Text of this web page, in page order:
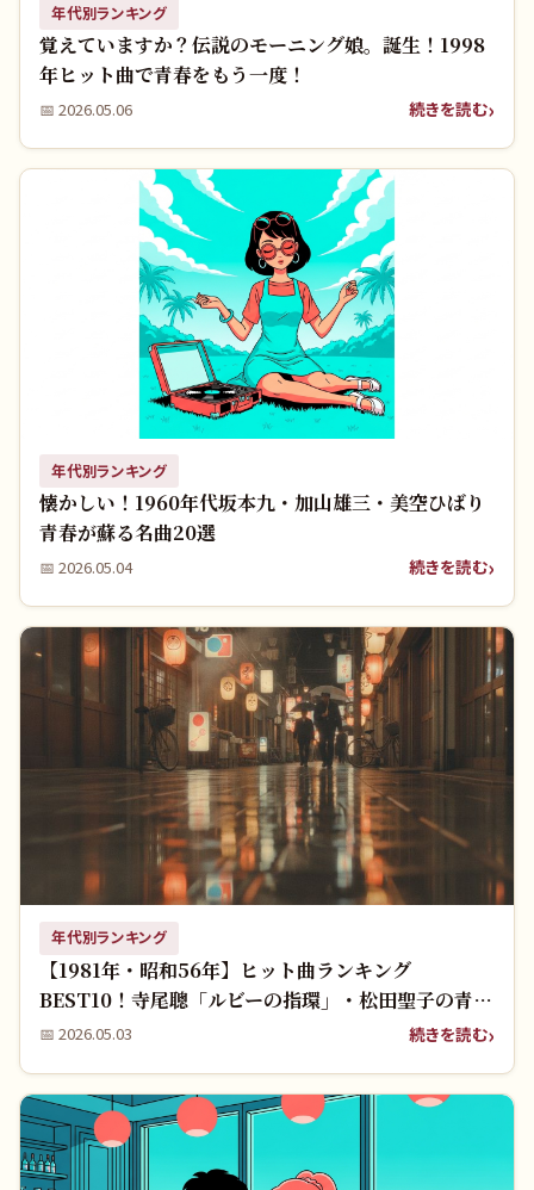
年代別ランキング
覚えていますか？伝説のモーニング娘。誕生！1998
年ヒット曲で青春をもう一度！
📅 2026.05.06 続きを読む
年代別ランキング
懐かしい！1960年代坂本九・加山雄三・美空ひばり
青春が蘇る名曲20選
📅 2026.05.04 続きを読む
年代別ランキング
【1981年・昭和56年】ヒット曲ランキング
BEST10！寺尾聰「ルビーの指環」・松田聖子の青春
名曲を振り返る
📅 2026.05.03 続きを読む